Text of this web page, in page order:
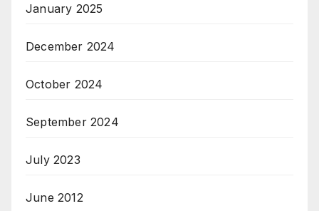
January 2025
December 2024
October 2024
September 2024
July 2023
June 2012